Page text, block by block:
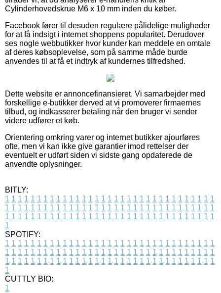
Cylinderhovedskrue M6 x 10 mm inden du køber.
Facebook fører til desuden regulære pålidelige muligheder
for at få indsigt i internet shoppens popularitet. Derudover
ses nogle webbutikker hvor kunder kan meddele en omtale
af deres købsoplevelse, som på samme måde burde
anvendes til at få et indtryk af kundernes tilfredshed.
Dette website er annoncefinansieret. Vi samarbejder med
forskellige e-butikker derved at vi promoverer firmaernes
tilbud, og indkasserer betaling når den bruger vi sender
videre udfører et køb.
Orientering omkring varer og internet butikker ajourføres
ofte, men vi kan ikke give garantier imod rettelser der
eventuelt er udført siden vi sidste gang opdaterede de
anvendte oplysninger.
BITLY:
1 1 1 1 1 1 1 1 1 1 1 1 1 1 1 1 1 1 1 1 1 1 1 1 1 1 1 1 1 1 1 1 1
1 1 1 1 1 1 1 1 1 1 1 1 1 1 1 1 1 1 1 1 1 1 1 1 1 1 1 1 1 1 1 1 1
1 1 1 1 1 1 1 1 1 1 1 1 1 1 1 1 1 1 1 1 1 1 1 1 1 1 1 1 1 1 1 1 1
1
SPOTIFY:
1 1 1 1 1 1 1 1 1 1 1 1 1 1 1 1 1 1 1 1 1 1 1 1 1 1 1 1 1 1 1 1 1
1 1 1 1 1 1 1 1 1 1 1 1 1 1 1 1 1 1 1 1 1 1 1 1 1 1 1 1 1 1 1 1 1
1 1 1 1 1 1 1 1 1 1 1 1 1 1 1 1 1 1 1 1 1 1 1 1 1 1 1 1 1 1 1 1 1
1
CUTTLY BIO:
1